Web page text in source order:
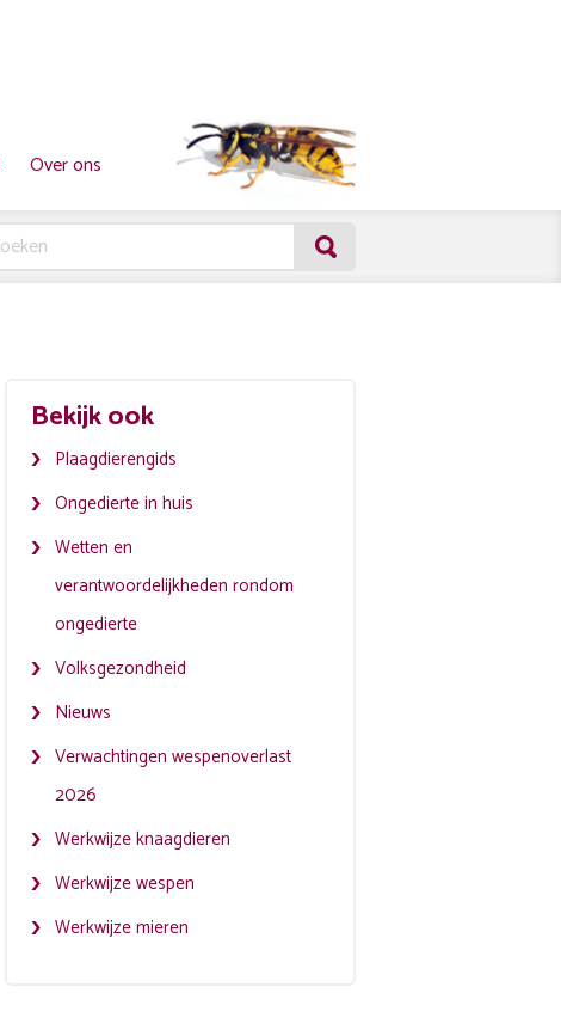
Over ons
Bekijk ook
Plaagdierengids
Ongedierte in huis
Wetten en
verantwoordelijkheden rondom
ongedierte
Volksgezondheid
Nieuws
Verwachtingen wespenoverlast
2026
Werkwijze knaagdieren
Werkwijze wespen
Werkwijze mieren